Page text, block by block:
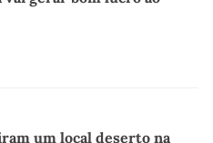
um local deserto na